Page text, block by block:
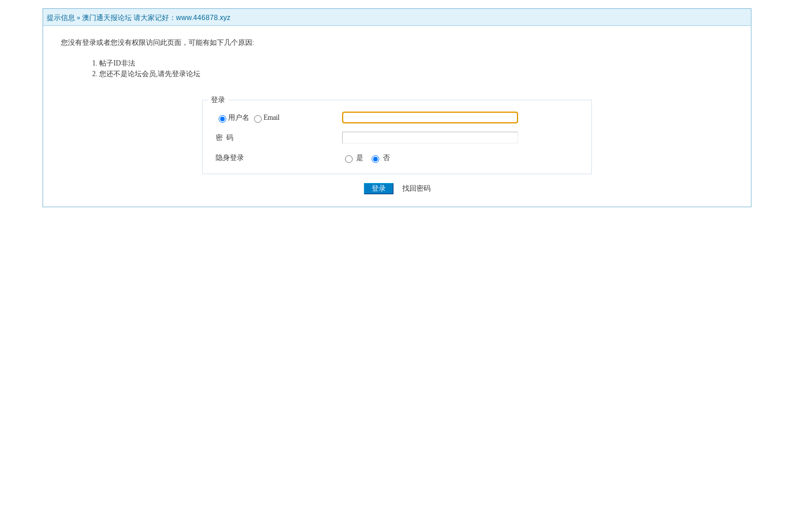
提示信息 » 澳门通天报论坛 请大家记好：www.446878.xyz
您没有登录或者您没有权限访问此页面，可能有如下几个原因:
帖子ID非法
您还不是论坛会员,请先登录论坛
登录
用户名 Email
密 码
隐身登录 是 否
找回密码